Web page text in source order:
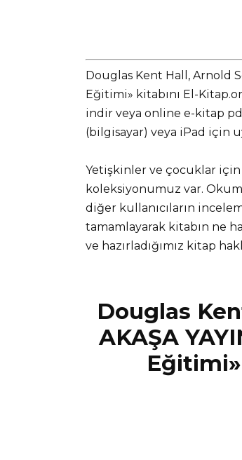
Douglas Kent Hall, Arnold
Eğitimi» kitabını El-
indir veya online e-kitap
(bilgisayar) veya iPad için
Yetişkinler ve çocuklar
koleksiyonumuz var.
diğer kullanıcıların
tamamlayarak kitabın ne
ve hazırladığımız kitap
Douglas
AKAŞA